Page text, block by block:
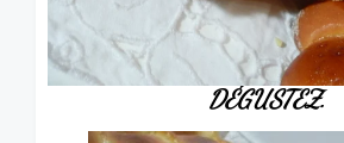
DÉGUSTEZ.